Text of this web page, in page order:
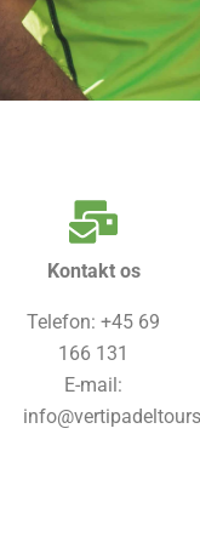
Kontakt os
Telefon: +45 69
166 131
E-mail: